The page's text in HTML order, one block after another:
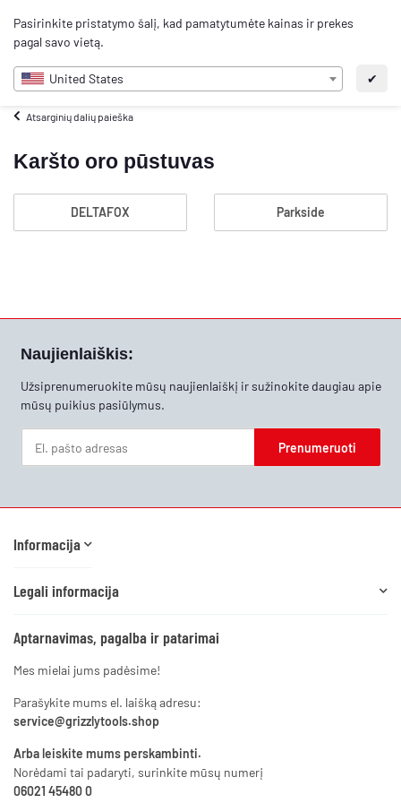
Pasirinkite pristatymo šalį, kad pamatytumėte kainas ir prekes
pagal savo vietą.
United States ✔
LT
Atsarginių dalių paieška
Karšto oro pūstuvas
DELTAFOX Parkside
Naujienlaiškis:
Užsiprenumeruokite mūsų naujienlaiškį ir sužinokite daugiau apie
mūsų puikius pasiūlymus.
Prenumeruoti
Informacija
Legali informacija
Aptarnavimas, pagalba ir patarimai
Mes mielai jums padėsime!
Parašykite mums el. laišką adresu:
service@grizzlytools.shop
Arba leiskite mums perskambinti.
Norėdami tai padaryti, surinkite mūsų numerį
06021 45480 0